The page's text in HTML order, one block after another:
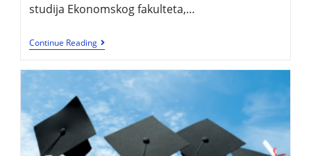
studija Ekonomskog fakulteta,…
Continue Reading